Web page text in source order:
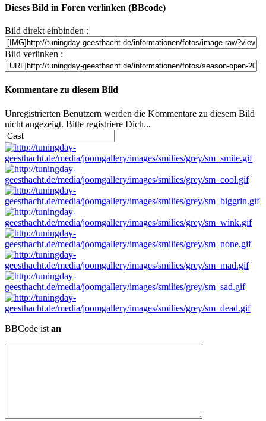
Dieses Bild in Foren verlinken (BBcode)
Bild direkt einbinden :
Bild verlinken :
Kommentare zu diesem Bild
Unregistrierten Benutzern werden die Kommentare zu diesem Bild
nicht angezeigt. Bitte registriere Dich...
BBCode ist an